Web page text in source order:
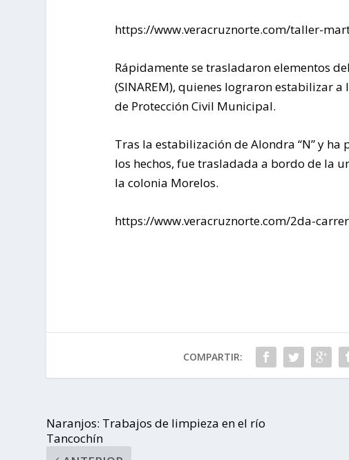
https://www.veracruznorte.com/taller-
Rápidamente se trasladaron elementos
(SINAREM), quienes lograron estabilizar
de Protección Civil Municipal.
Tras la estabilización de Alondra “N” y
los hechos, fue trasladada a bordo de la
la colonia Morelos.
https://www.veracruznorte.com/2da-
COMPARTIR:
Naranjos: Trabajos de limpieza en el río
Tancochín